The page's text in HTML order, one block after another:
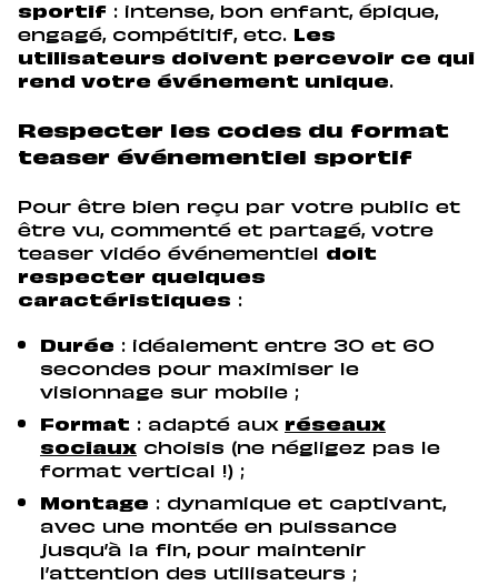
sportif : intense, bon enfant, épique,
engagé, compétitif, etc.
Les
utilisateurs doivent percevoir ce qui
rend votre événement unique.
Respecter les codes du format
teaser événementiel sportif
Pour être bien reçu par votre public et
être vu, commenté et partagé, votre
teaser vidéo événementiel doit
respecter quelques
caractéristiques :
Durée : idéalement entre 30 et 60
secondes pour maximiser le
visionnage sur mobile ;
Format : adapté aux
réseaux
sociaux choisis (ne négligez pas le
format vertical !) ;
Montage : dynamique et captivant,
avec une montée en puissance
jusqu’à la fin, pour maintenir
l’attention des utilisateurs ;